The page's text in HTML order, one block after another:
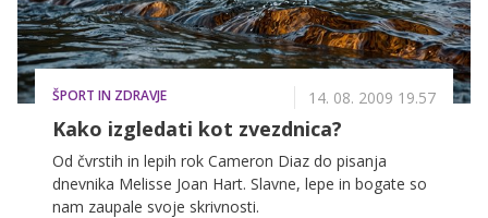
ŠPORT IN ZDRAVJE 14. 08. 2009 19.57
Kako izgledati kot zvezdnica?
Od čvrstih in lepih rok Cameron Diaz do pisanja
dnevnika Melisse Joan Hart. Slavne, lepe in bogate so
nam zaupale svoje skrivnosti.